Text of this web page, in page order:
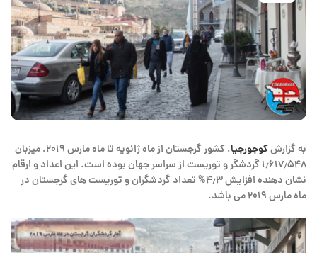
به گزارشکوجورجیا
، کشور گرجستان از ماه ژانویه تا ماه مارس ۲۰۱۹، میزبان
۱٫۶۱۷٫۵۴۸ گردشگر و توریست از سراسر جهان بوده است. این اعداد و ارقام
نشان دهنده افزایش ۴٫۳% تعداد گردشگران و توریست های گرجستان در
ماه مارس ۲۰۱۹ می باشد.